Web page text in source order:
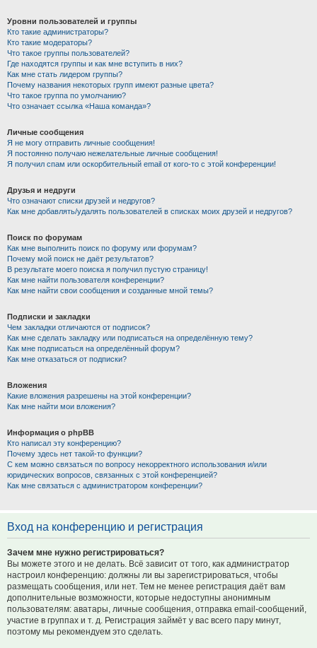
Уровни пользователей и группы
Кто такие администраторы?
Кто такие модераторы?
Что такое группы пользователей?
Где находятся группы и как мне вступить в них?
Как мне стать лидером группы?
Почему названия некоторых групп имеют разные цвета?
Что такое группа по умолчанию?
Что означает ссылка «Наша команда»?
Личные сообщения
Я не могу отправить личные сообщения!
Я постоянно получаю нежелательные личные сообщения!
Я получил спам или оскорбительный email от кого-то с этой конференции!
Друзья и недруги
Что означают списки друзей и недругов?
Как мне добавлять/удалять пользователей в списках моих друзей и недругов?
Поиск по форумам
Как мне выполнить поиск по форуму или форумам?
Почему мой поиск не даёт результатов?
В результате моего поиска я получил пустую страницу!
Как мне найти пользователя конференции?
Как мне найти свои сообщения и созданные мной темы?
Подписки и закладки
Чем закладки отличаются от подписок?
Как мне сделать закладку или подписаться на определённую тему?
Как мне подписаться на определённый форум?
Как мне отказаться от подписки?
Вложения
Какие вложения разрешены на этой конференции?
Как мне найти мои вложения?
Информация о phpBB
Кто написал эту конференцию?
Почему здесь нет такой-то функции?
С кем можно связаться по вопросу некорректного использования и/или
юридических вопросов, связанных с этой конференцией?
Как мне связаться с администратором конференции?
Вход на конференцию и регистрация
Зачем мне нужно регистрироваться?
Вы можете этого и не делать. Всё зависит от того, как администратор
настроил конференцию: должны ли вы зарегистрироваться, чтобы
размещать сообщения, или нет. Тем не менее регистрация даёт вам
дополнительные возможности, которые недоступны анонимным
пользователям: аватары, личные сообщения, отправка email-сообщений,
участие в группах и т. д. Регистрация займёт у вас всего пару минут,
поэтому мы рекомендуем это сделать.